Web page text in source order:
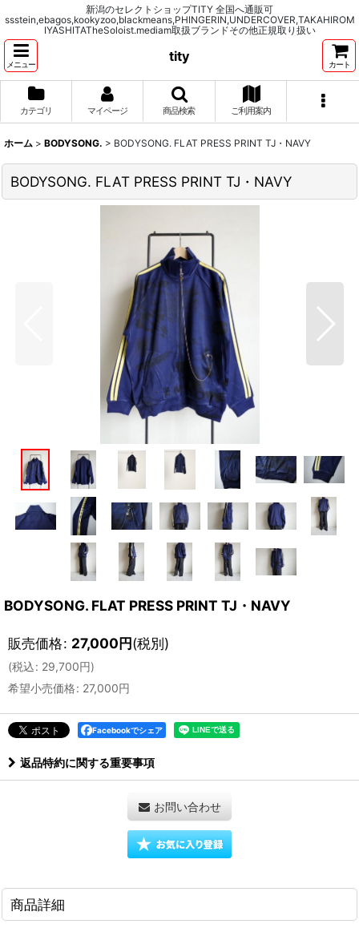
新潟のセレクトショップTITY 全国へ通販可
ssstein,ebagos,kookyzoo,blackmeans,PHINGERIN,UNDERCOVER,TAKAHIROM
IYASHITATheSoloist.mediam取扱ブランドその他正規取り扱い
メニュー
tity
カート
カテゴリ マイページ 商品検索 ご利用案内
ホーム > BODYSONG. > BODYSONG. FLAT PRESS PRINT TJ・NAVY
BODYSONG. FLAT PRESS PRINT TJ・NAVY
BODYSONG. FLAT PRESS PRINT TJ・NAVY
販売価格: 27,000円(税別)
(税込: 29,700円)
希望小売価格: 27,000円
Facebookでシェア
返品特約に関する重要事項
お問い合わせ
商品詳細